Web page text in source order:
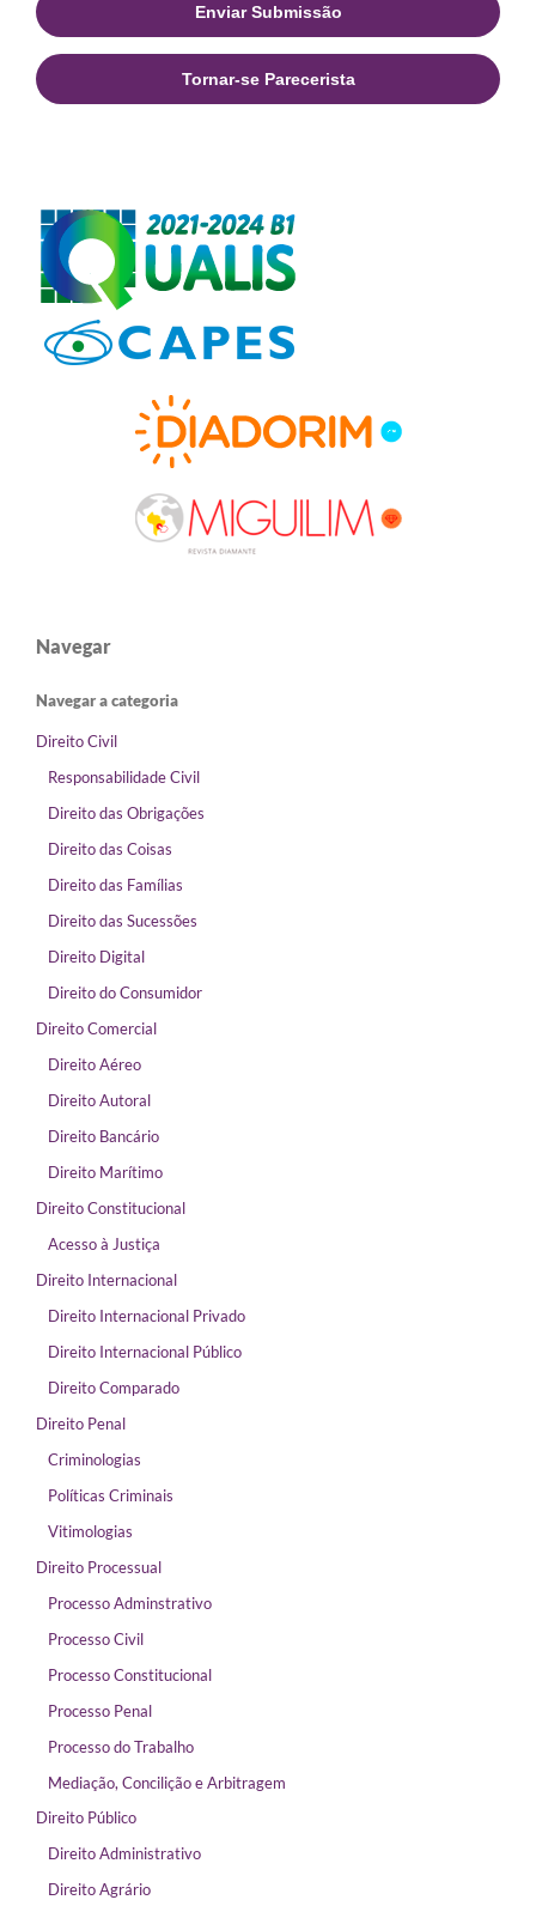
Enviar Submissão
Tornar-se Parecerista
Navegar
Navegar a categoria
Direito Civil
Responsabilidade Civil
Direito das Obrigações
Direito das Coisas
Direito das Famílias
Direito das Sucessões
Direito Digital
Direito do Consumidor
Direito Comercial
Direito Aéreo
Direito Autoral
Direito Bancário
Direito Marítimo
Direito Constitucional
Acesso à Justiça
Direito Internacional
Direito Internacional Privado
Direito Internacional Público
Direito Comparado
Direito Penal
Criminologias
Políticas Criminais
Vitimologias
Direito Processual
Processo Adminstrativo
Processo Civil
Processo Constitucional
Processo Penal
Processo do Trabalho
Mediação, Concilição e Arbitragem
Direito Público
Direito Administrativo
Direito Agrário